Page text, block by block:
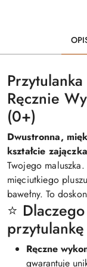
Ręcznie
(0+)
Dwustronna,
kształcie zajączka
Twojego
mięciutkiego
bawełny. To
⭐
Ręczne
gwarantuje